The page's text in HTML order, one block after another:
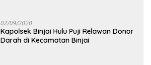
02/09/2020
Kapolsek Binjai Hulu Puji Relawan Donor
Darah di Kecamatan Binjai